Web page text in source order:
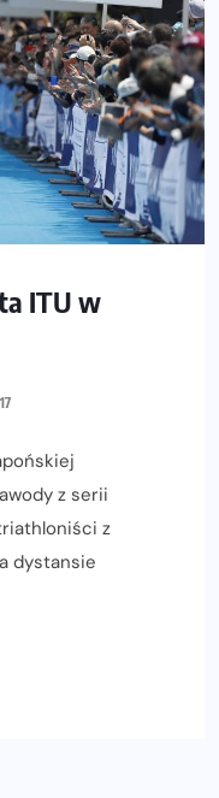
ITU w
z serii
z
dystansie